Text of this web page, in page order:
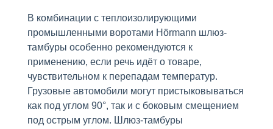
В комбинации с теплоизолирующими
промышленными воротами Hörmann шлюз-
тамбуры особенно рекомендуются к
применению, если речь идёт о товаре,
чувствительном к перепадам температур.
Грузовые автомобили могут пристыковываться
как под углом 90°, так и с боковым смещением
под острым углом. Шлюз-тамбуры